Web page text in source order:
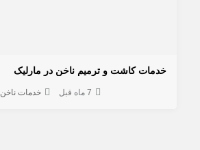
خدمات کاشت و ترمیم ناخن در مارلیک
7 ماه قبل خدمات ناخن